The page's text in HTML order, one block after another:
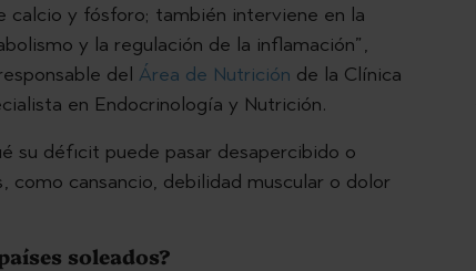
calcio y fósforo; también interviene en la
y la regulación de la inflamación”,
del Área de Nutrición de la Clínica
en Endocrinología y Nutrición.
su déficit puede pasar desapercibido o
cansancio, debilidad muscular o dolor
soleados?